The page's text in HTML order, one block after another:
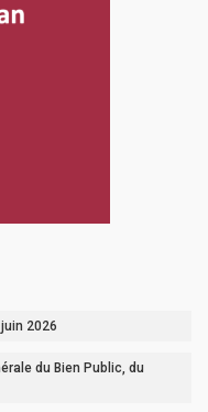
2026
du Bien Public, du